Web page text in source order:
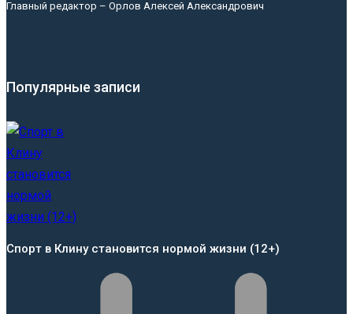
Главный редактор – Орлов Алексей Александрович
Популярные записи
Спорт в Клину становится нормой жизни (12+)